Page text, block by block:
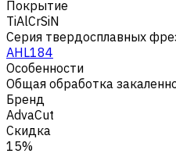
Покрытие
TiAlCrSiN
Серия твердосплавных
AHL184
Особенности
Общая обработка
Бренд
AdvaCut
Скидка
15%